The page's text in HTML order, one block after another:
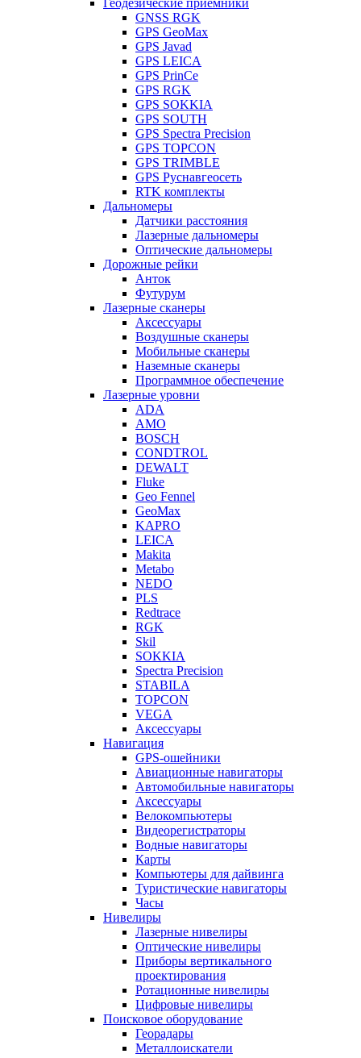
Геодезические приемники
GNSS RGK
GPS GeoMax
GPS Javad
GPS LEICA
GPS PrinCe
GPS RGK
GPS SOKKIA
GPS SOUTH
GPS Spectra Precision
GPS TOPCON
GPS TRIMBLE
GPS Руснавгеосеть
RTK комплекты
Дальномеры
Датчики расстояния
Лазерные дальномеры
Оптические дальномеры
Дорожные рейки
Анток
Футурум
Лазерные сканеры
Аксессуары
Воздушные сканеры
Мобильные сканеры
Наземные сканеры
Программное обеспечение
Лазерные уровни
ADA
AMO
BOSCH
CONDTROL
DEWALT
Fluke
Geo Fennel
GeoMax
KAPRO
LEICA
Makita
Metabo
NEDO
PLS
Redtrace
RGK
Skil
SOKKIA
Spectra Precision
STABILA
TOPCON
VEGA
Аксессуары
Навигация
GPS-ошейники
Авиационные навигаторы
Автомобильные навигаторы
Аксессуары
Велокомпьютеры
Видеорегистраторы
Водные навигаторы
Карты
Компьютеры для дайвинга
Туристические навигаторы
Часы
Нивелиры
Лазерные нивелиры
Оптические нивелиры
Приборы вертикального
проектирования
Ротационные нивелиры
Цифровые нивелиры
Поисковое оборудование
Георадары
Металлоискатели